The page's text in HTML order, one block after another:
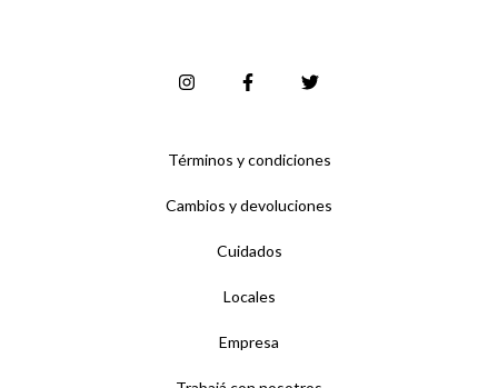
Términos y condiciones
Cambios y devoluciones
Cuidados
Locales
Empresa